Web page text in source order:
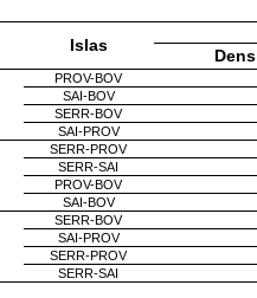
Islas
PROV-BOV
SAI-BOV
SERR-BOV
SAI-PROV
SERR-PROV
SERR-SAI
PROV-BOV
SAI-BOV
SERR-BOV
SAI-PROV
SERR-PROV
SERR-SAI